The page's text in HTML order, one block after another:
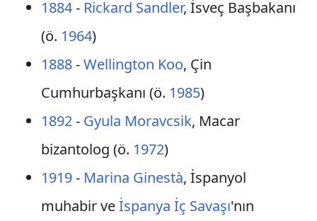
1884- Rickard Sandler, İsveç Başbakanı
(ö. 1964)
1888-Wellington Koo, Çin
Cumhurbaşkanı (ö. 1985)
1892- Gyula Moravcsik, Macar
bizantolog (ö. 1972)
1919- Marina Ginestà, İspanyol
muhabir veİspanya İç Savaşı'nın